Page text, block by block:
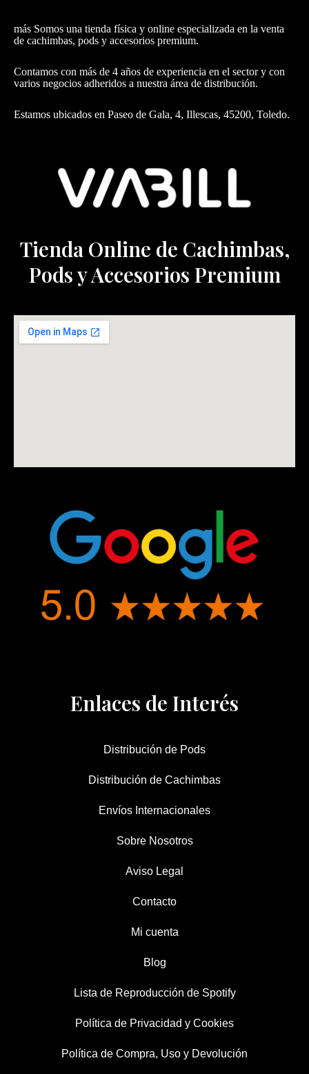
más Somos una tienda física y online especializada en la venta
de cachimbas, pods y accesorios premium.
Contamos con más de 4 años de experiencia en el sector y con
varios negocios adheridos a nuestra área de distribución.
Estamos ubicados en Paseo de Gala, 4, Illescas, 45200, Toledo.
Tienda Online de Cachimbas,
Pods y Accesorios Premium
Enlaces de Interés
Distribución de Pods
Distribución de Cachimbas
Envíos Internacionales
Sobre Nosotros
Aviso Legal
Contacto
Mi cuenta
Blog
Lista de Reproducción de Spotify
Política de Privacidad y Cookies
Política de Compra, Uso y Devolución